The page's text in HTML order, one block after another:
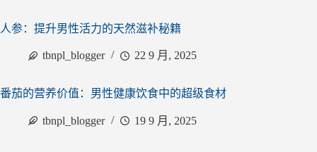
人参：提升男性活力的天然滋补秘籍
tbnpl_blogger 22 9 月, 2025
番茄的营养价值：男性健康饮食中的超级食材
tbnpl_blogger 19 9 月, 2025